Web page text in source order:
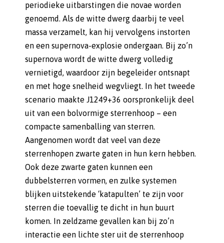
periodieke uitbarstingen die novae worden
genoemd. Als de witte dwerg daarbij te veel
massa verzamelt, kan hij vervolgens instorten
en een supernova-explosie ondergaan. Bij zo’n
supernova wordt de witte dwerg volledig
vernietigd, waardoor zijn begeleider ontsnapt
en met hoge snelheid wegvliegt. In het tweede
scenario maakte J1249+36 oorspronkelijk deel
uit van een bolvormige sterrenhoop – een
compacte samenballing van sterren.
Aangenomen wordt dat veel van deze
sterrenhopen zwarte gaten in hun kern hebben.
Ook deze zwarte gaten kunnen een
dubbelsterren vormen, en zulke systemen
blijken uitstekende ‘katapulten’ te zijn voor
sterren die toevallig te dicht in hun buurt
komen. In zeldzame gevallen kan bij zo’n
interactie een lichte ster uit de sterrenhoop